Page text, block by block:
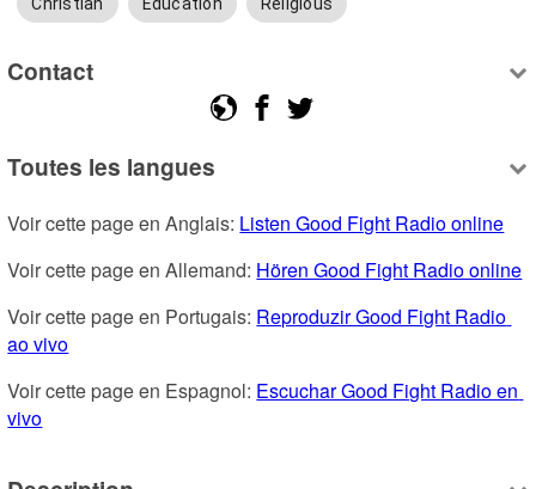
Contact
Toutes les langues
Voir cette page en Anglais: Listen Good Fight Radio online
Voir cette page en Allemand: Hören Good Fight Radio online
Voir cette page en Portugais: Reproduzir Good Fight Radio
ao vivo
Voir cette page en Espagnol: Escuchar Good Fight Radio en
vivo